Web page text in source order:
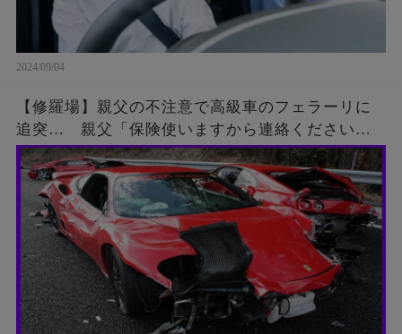
2024/09/04
【修羅場】親父の不注意で高級車のフェラーリに
追突… 親父「保険使いますから連絡ください」
運転手「･･･」親父『来ない…もう一度連絡してみ
よう』結果が…